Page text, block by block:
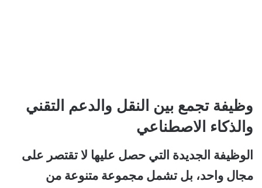
وظيفة تجمع بين النقل والدعم التقني
والذكاء الاصطناعي
الوظيفة الجديدة التي حصل عليها لا تقتصر على
مجال واحد، بل تشمل مجموعة متنوعة من